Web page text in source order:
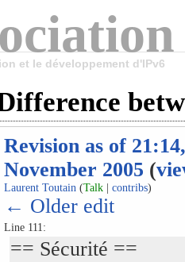
et le développement d'IPv6
Revision as of
November 2005 (
Laurent Toutain (Talk contribs)
← Older edit
Line 111:
== Sécurité ==